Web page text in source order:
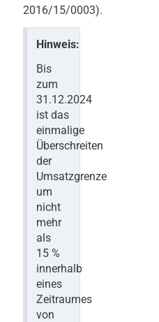
2016/15/0003).
Hinweis:
Bis
zum
31.12.2024
ist das
einmalige
Überschreiten
der
Umsatzgrenze
um
nicht
mehr
als
15 %
innerhalb
eines
Zeitraumes
von